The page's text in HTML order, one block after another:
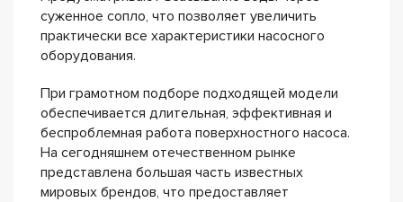
суженное сопло, что позволяет увеличить
практически все характеристики насосного
оборудования.
При грамотном подборе подходящей модели
обеспечивается длительная, эффективная и
беспроблемная работа поверхностного насоса.
На сегодняшнем отечественном рынке
представлена большая часть известных
мировых брендов, что предоставляет